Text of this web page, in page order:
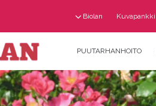
Biolan Kuvapankki
PUUTARHANHOITO